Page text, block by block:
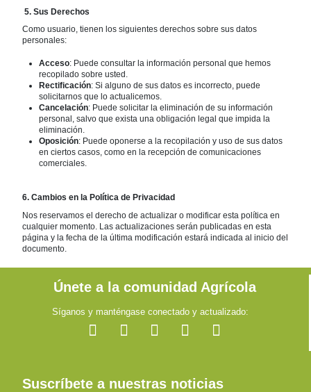
5. Sus Derechos
Como usuario, tienen los siguientes derechos sobre sus datos
personales:
Acceso: Puede consultar la información personal que hemos
recopilado sobre usted.
Rectificación: Si alguno de sus datos es incorrecto, puede
solicitarnos que lo actualicemos.
Cancelación: Puede solicitar la eliminación de su información
personal, salvo que exista una obligación legal que impida la
eliminación.
Oposición: Puede oponerse a la recopilación y uso de sus datos
en ciertos casos, como en la recepción de comunicaciones
comerciales.
6. Cambios en la Política de Privacidad
Nos reservamos el derecho de actualizar o modificar esta política en
cualquier momento. Las actualizaciones serán publicadas en esta
página y la fecha de la última modificación estará indicada al inicio del
documento.
Únete a la comunidad Agrícola
Síganos y manténgase conectado y actualizado:
Suscríbete a nuestras noticias